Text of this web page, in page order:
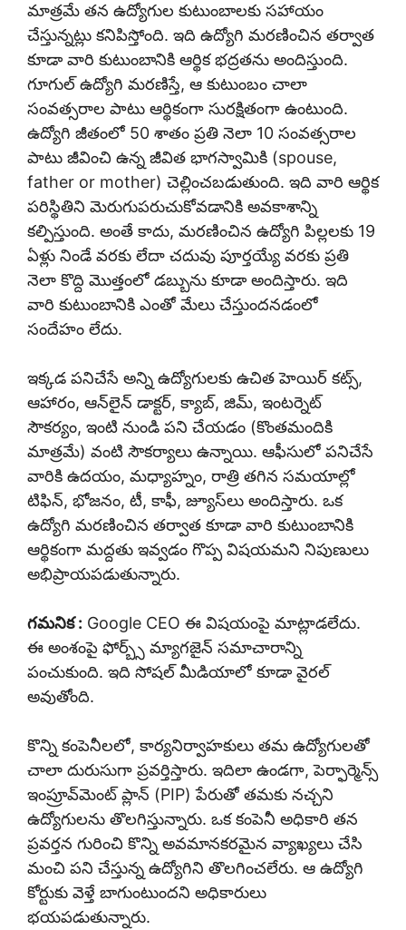
మాత్రమే తన ఉద్యోగుల కుటుంబాలకు సహాయం
చేస్తున్నట్లు కనిపిస్తోంది. ఇది ఉద్యోగి మరణించిన తర్వాత
కూడా వారి కుటుంబానికి ఆర్థిక భద్రతను అందిస్తుంది.
గూగుల్ ఉద్యోగి మరణిస్తే, ఆ కుటుంబం చాలా
సంవత్సరాల పాటు ఆర్థికంగా సురక్షితంగా ఉంటుంది.
ఉద్యోగి జీతంలో 50 శాతం ప్రతి నెలా 10 సంవత్సరాల
పాటు జీవించి ఉన్న జీవిత భాగస్వామికి (spouse,
father or mother) చెల్లించబడుతుంది. ఇది వారి ఆర్థిక
పరిస్థితిని మెరుగుపరుచుకోవడానికి అవకాశాన్ని
కల్పిస్తుంది. అంతే కాదు, మరణించిన ఉద్యోగి పిల్లలకు 19
ఏళ్లు నిండే వరకు లేదా చదువు పూర్తయ్యే వరకు ప్రతి
నెలా కొద్ది మొత్తంలో డబ్బును కూడా అందిస్తారు. ఇది
వారి కుటుంబానికి ఎంతో మేలు చేస్తుందనడంలో
సందేహం లేదు.
ఇక్కడ పనిచేసే అన్ని ఉద్యోగులకు ఉచిత హెయిర్ కట్స్,
ఆహారం, ఆన్‌లైన్ డాక్టర్, క్యాబ్, జిమ్, ఇంటర్నెట్
సౌకర్యం, ఇంటి నుండి పని చేయడం (కొంతమందికి
మాత్రమే) వంటి సౌకర్యాలు ఉన్నాయి. ఆఫీసులో పనిచేసే
వారికి ఉదయం, మధ్యాహ్నం, రాత్రి తగిన సమయాల్లో
టిఫిన్, భోజనం, టీ, కాఫీ, జ్యూస్‌లు అందిస్తారు. ఒక
ఉద్యోగి మరణించిన తర్వాత కూడా వారి కుటుంబానికి
ఆర్థికంగా మద్దతు ఇవ్వడం గొప్ప విషయమని నిపుణులు
అభిప్రాయపడుతున్నారు.
గమనిక : Google CEO ఈ విషయంపై మాట్లాడలేదు.
ఈ అంశంపై ఫోర్బ్స్ మ్యాగజైన్ సమాచారాన్ని
పంచుకుంది. ఇది సోషల్ మీడియాలో కూడా వైరల్
అవుతోంది.
కొన్ని కంపెనీలలో, కార్యనిర్వాహకులు తమ ఉద్యోగులతో
చాలా దురుసుగా ప్రవర్తిస్తారు. ఇదిలా ఉండగా, పెర్ఫార్మెన్స్
ఇంప్రూవ్‌మెంట్ ప్లాన్ (PIP) పేరుతో తమకు నచ్చని
ఉద్యోగులను తొలగిస్తున్నారు. ఒక కంపెనీ అధికారి తన
ప్రవర్తన గురించి కొన్ని అవమానకరమైన వ్యాఖ్యలు చేసి
మంచి పని చేస్తున్న ఉద్యోగిని తొలగించలేరు. ఆ ఉద్యోగి
కోర్టుకు వెళ్తే బాగుంటుందని అధికారులు
భయపడుతున్నారు.